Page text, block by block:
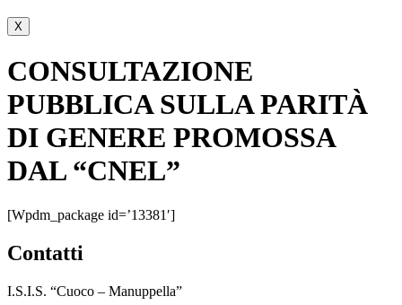
X
CONSULTAZIONE
PUBBLICA SULLA PARITÀ
DI GENERE PROMOSSA
DAL “CNEL”
[wpdm_package id=’13381′]
contatti
I.S.I.S. “Cuoco – Manuppella”